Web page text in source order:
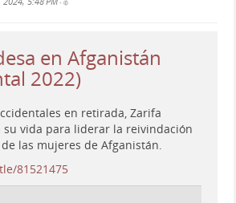
•
en Afganistán
2022)
en retirada, Zarifa
su vida para liderar la reivindación
las mujeres de Afganistán.
81521475